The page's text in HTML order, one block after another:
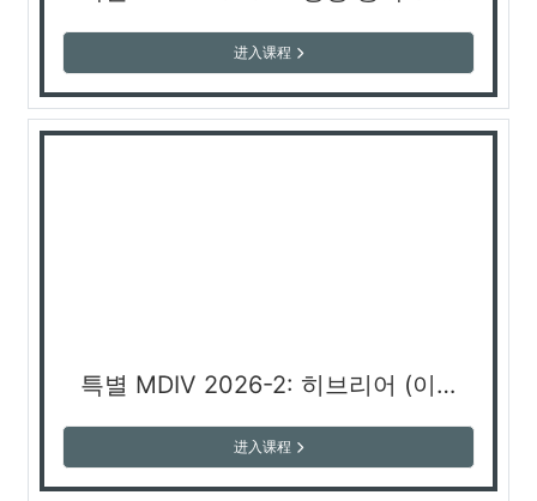
进入课程
특별 MDIV 2026-2: 히브리어 (이용곤 교수)
进入课程